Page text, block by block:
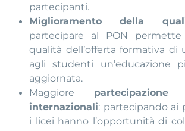
partecipanti.
Miglioramento della
partecipare al PON
qualità dell’offerta formativa di
agli studenti un’educazione
aggiornata.
Maggiore
internazionali: partecipando ai
i licei hanno l’opportunità di